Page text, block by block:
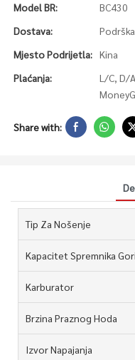
Model BR:
BC430
Dostava:
Mjesto Podrijetla: Kina
Plaćanja:
L/C, D/
Share with:
Tip Za Nošenje
Kapacitet Spremnika
Karburator
Brzina Praznog Hoda
Izvor Napajanja